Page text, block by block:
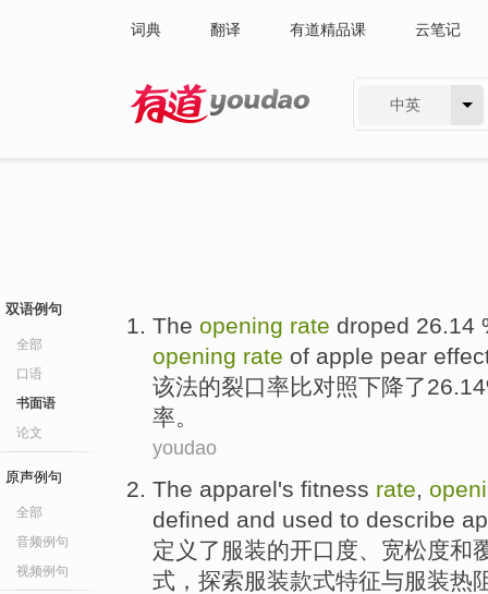
词典 翻译 有道精品课 云笔记
中英
双语例句
全部
口语
书面语
论文
原声例句
全部
音频例句
视频例句
The opening rate droped 26.14
opening rate of apple pear
该法的裂口率比对照下降了
率。
youdao
The apparel's fitness rate,
defined and used to describe
定义 了 服装的开口度、宽松度和
式，探索服装款式特征与服装热